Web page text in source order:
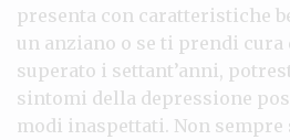
presenta con caratteristiche
un anziano o se ti prendi cura
superato i settant’anni,
sintomi della depressione
modi inaspettati. Non